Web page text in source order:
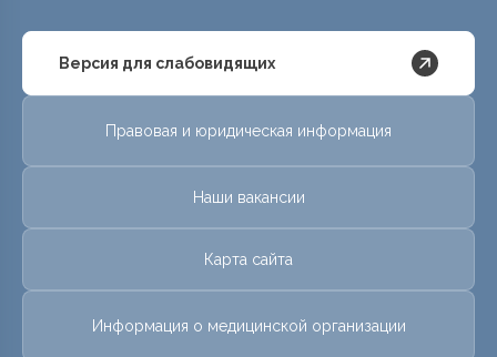
Версия для слабовидящих
Правовая и юридическая информация
Наши вакансии
Карта сайта
Информация о медицинской организации